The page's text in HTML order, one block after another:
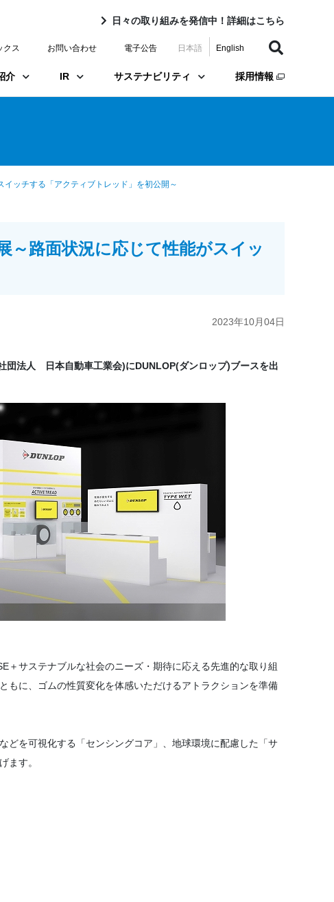
日々の取り組みを発信中！詳細はこちら
クス お問い合わせ 電子公告 日本語 English
介 IR サステナビリティ 採用情報
イッチする「アクティブトレッド」を初公開～
～路面状況に応じて性能がスイッ
2023年10月04日
団法人 日本自動車工業会)にDUNLOP(ダンロップ)ブースを出
サステナブルな社会のニーズ・期待に応える先進的な取り組
もに、ゴムの性質変化を体感いただけるアトラクションを準備
を可視化する「センシングコア」、地球環境に配慮した「サ
ます。